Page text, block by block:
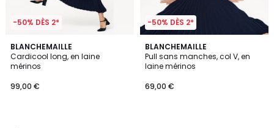
-50% DÈS 2*
BLANCHEMAILLE
Cardicool long, en laine
mérinos
€.
99,00 €
3
/
5
-50% DÈS 2*
BLANCHEMAILLE
Pull sans manches, col V, en
laine mérinos
69,00 €